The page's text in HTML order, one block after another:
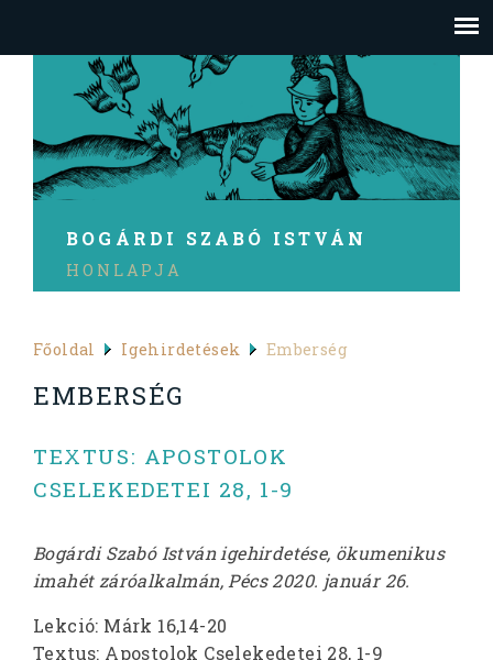
BOGÁRDI SZABÓ ISTVÁN
HONLAPJA
Főoldal Igehirdetések Emberség
EMBERSÉG
TEXTUS: APOSTOLOK
CSELEKEDETEI 28, 1-9
Bogárdi Szabó István igehirdetése, ökumenikus
imahét záróalkalmán, Pécs 2020. január 26.
Lekció: Márk 16,14-20
Textus: Apostolok Cselekedetei 28, 1-9